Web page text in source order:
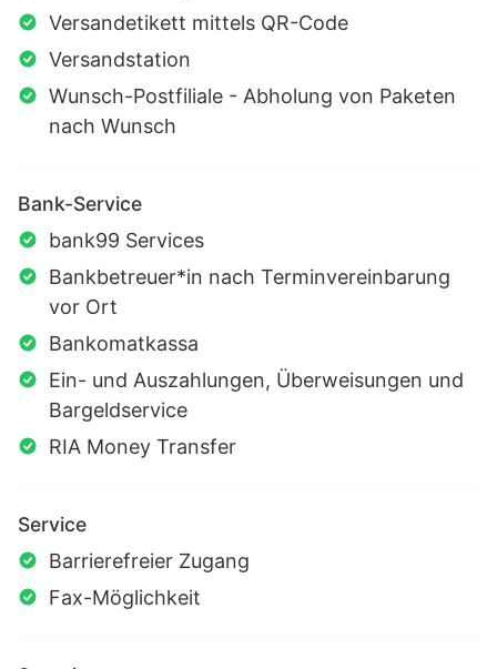
Versandetikett mittels QR-Code
Versandstation
Wunsch-Postfiliale - Abholung von Paketen
nach Wunsch
Bank-Service
bank99 Services
Bankbetreuer*in nach Terminvereinbarung
vor Ort
Bankomatkassa
Ein- und Auszahlungen, Überweisungen und
Bargeldservice
RIA Money Transfer
Service
Barrierefreier Zugang
Fax-Möglichkeit